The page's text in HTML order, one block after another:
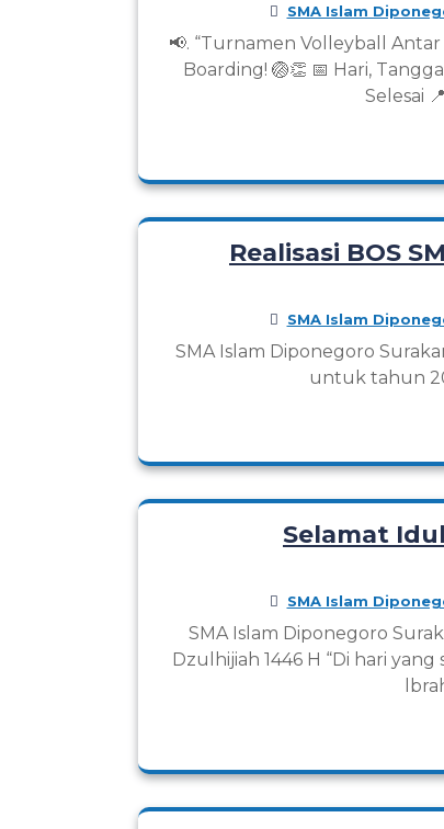
SMA Islam
📢. “Turnamen Volleyball
Boarding! 🏐👏 📅 Hari,
Selesai
Realisasi BOS
SMA Islam
SMA Islam Diponegoro
untuk tahun
Selamat
SMA Islam
SMA Islam Diponegoro
Dzulhijiah 1446 H “Di hari